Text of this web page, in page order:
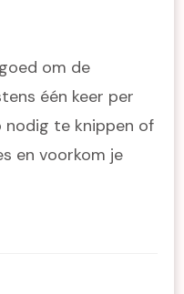
om de
één keer per
te knippen of
en voorkom je